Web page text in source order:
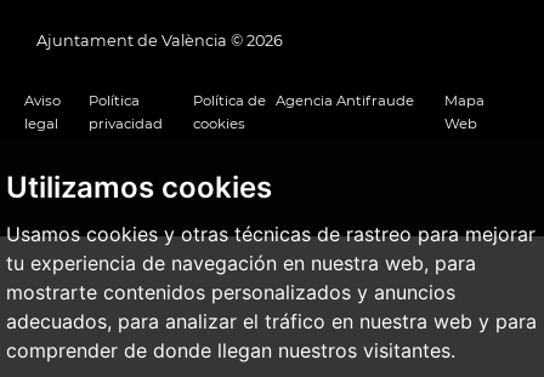
Utilizamos cookies
Usamos cookies y otras técnicas de rastreo para mejorar
tu experiencia de navegación en nuestra web, para
mostrarte contenidos personalizados y anuncios
adecuados, para analizar el tráfico en nuestra web y para
comprender de donde llegan nuestros visitantes.
Ajuntament de València © 2026
Aviso
legal
Política
privacidad
Política de
cookies
Agencia Antifraude
Mapa
Web